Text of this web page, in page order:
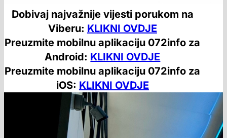
Dobivaj najvažnije vijesti porukom na
Viberu: KLIKNI OVDJE
Preuzmite mobilnu aplikaciju 072info za
Android: KLIKNI OVDJE
Preuzmite mobilnu aplikaciju 072info za
iOS: KLIKNI OVDJE